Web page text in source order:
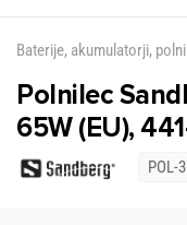
Baterije, akumulatorji,
Polnilec
65W (EU),
POL-